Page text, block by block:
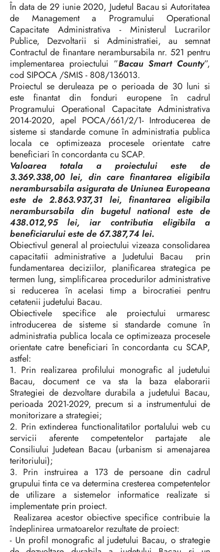
În data de 29 iunie 2020, Judetul Bacau si Autoritatea
de Management a Programului Operational
Capacitate Administrativa - Ministerul Lucrarilor
Publice, Dezvoltarii si Administratiei, au semnat
Contractul de finantare nerambursabila nr. 521 pentru
implementarea proiectului ”Bacau Smart County”,
cod SIPOCA /SMIS - 808/136013.
Proiectul se deruleaza pe o perioada de 30 luni si
este finantat din fonduri europene în cadrul
Programului Operational Capacitate Administrativa
2014-2020, apel POCA/661/2/1- Introducerea de
sisteme si standarde comune în administratia publica
locala ce optimizeaza procesele orientate catre
beneficiari în concordanta cu SCAP.
Valoarea totala a proiectului este de
3.369.338,00 lei, din care finantarea eligibila
nerambursabila asigurata de Uniunea Europeana
este de 2.863.937,31 lei, finantarea eligibila
nerambursabila din bugetul national este de
438.012,95 lei, iar contributia eligibila a
beneficiarului este de 67.387,74 lei.
Obiectivul general al proiectului vizeaza consolidarea
capacitatii administrative a Judetului Bacau prin
fundamentarea deciziilor, planificarea strategica pe
termen lung, simplificarea procedurilor administrative
si reducerea în acelasi timp a birocratiei pentru
cetatenii judetului Bacau.
Obiectivele specifice ale proiectului urmaresc
introducerea de sisteme si standarde comune în
administratia publica locala ce optimizeaza procesele
orientate catre beneficiari în concordanta cu SCAP,
astfel:
1. Prin realizarea profilului monografic al judetului
Bacau, document ce va sta la baza elaborarii
Strategiei de dezvoltare durabila a judetului Bacau,
perioada 2021-2029, precum si a instrumentului de
monitorizare a strategiei;
2. Prin extinderea functionalitatilor portalului web cu
servicii aferente competentelor partajate ale
Consiliului Judetean Bacau (urbanism si amenajarea
teritoriului);
3. Prin instruirea a 173 de persoane din cadrul
grupului tinta ce va determina cresterea competentelor
de utilizare a sistemelor informatice realizate si
implementate prin proiect.
Realizarea acestor obiective specifice contribuie la
îndeplinirea urmatoarelor rezultate de proiect:
- Un profil monografic al judetului Bacau, o strategie